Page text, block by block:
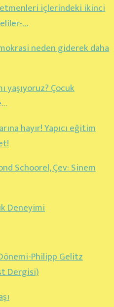
içlerindeki ikinci
…
neden giderek daha
yaşıyoruz? Çocuk
hayır! Yapıcı eğitim
Schoorel, Çev: Sinem
Deneyimi
Philipp Gelitz
Dergisi)